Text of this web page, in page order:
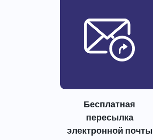
Бесплатная
пересылка
электронной почты